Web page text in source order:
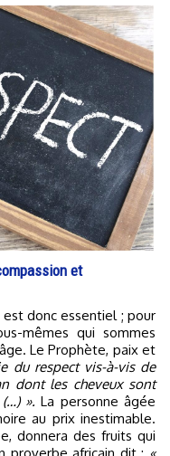
et
mêmes qui sommes
Le Prophète, paix et
du respect vis-à-vis de
dont les cheveux sont
». La personne âgée
au prix inestimable.
donnera des fruits qui